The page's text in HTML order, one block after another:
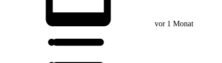
vor 1 Monat